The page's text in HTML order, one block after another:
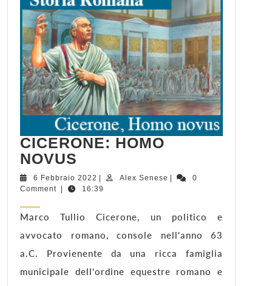
CICERONE: HOMO
NOVUS
HOMO
NOVUS
6 Febbraio 2022 6
Febbraio
Alex Senese Alex
0
Comment
16:39
Marco Tullio Cicerone, un politico e
avvocato romano, console nell'anno 63
a.C. Provienente da una ricca famiglia
municipale dell'ordine equestre romano e